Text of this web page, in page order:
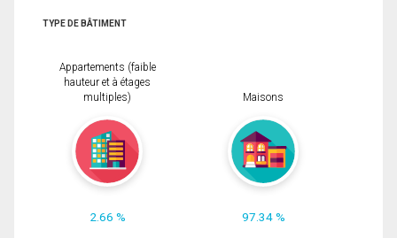
TYPE DE BÂTIMENT
Appartements (faible
hauteur et à étages
multiples)
2.66 %
Maisons
97.34 %